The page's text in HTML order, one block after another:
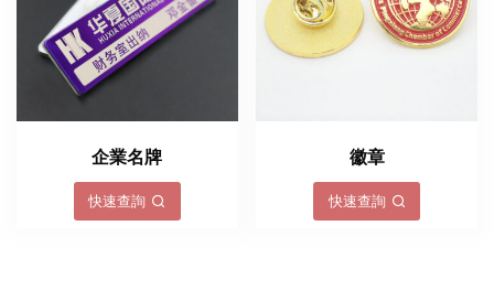
企業名牌
快速查詢
徽章
快速查詢